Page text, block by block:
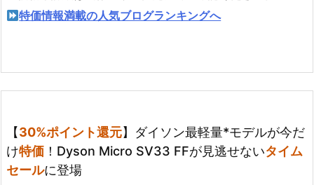
特価情報満載の人気ブログランキングへ
【30%ポイント還元】ダイソン最軽量*モデルが今だ
け特価 ！Dyson Micro SV33 FFが見逃せないタイム
セールに登場